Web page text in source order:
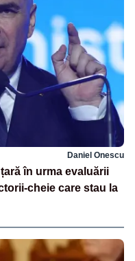
Daniel Onescu
în urma evaluării
cheie care stau la